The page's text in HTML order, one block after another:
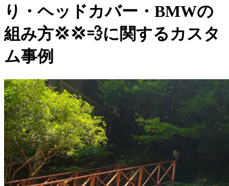
り・ヘッドカバー・BMWの
組み方💢💢💨に関するカスタ
ム事例